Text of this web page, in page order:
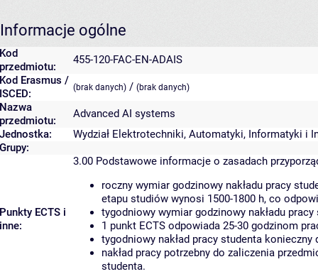
Informacje ogólne
Kod
przedmiotu:
455-120-FAC-EN-ADAIS
Kod Erasmus /
ISCED:
(brak danych) / (brak danych)
Nazwa
przedmiotu:
Advanced AI systems
Jednostka:
Wydział Elektrotechniki, Automatyki, Informatyki i
Grupy:
Punkty ECTS i
inne:
3.00 Podstawowe informacje o zasadach
roczny wymiar godzinowy nakładu pracy
etapu studiów wynosi 1500-1800 h, co
tygodniowy wymiar godzinowy nakładu
1 punkt ECTS odpowiada 25-30 godzinom
tygodniowy nakład pracy studenta
nakład pracy potrzebny do zaliczenia
studenta.